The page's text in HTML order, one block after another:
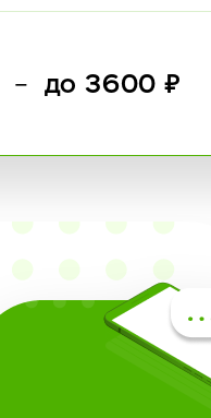
— до 3600 ₽